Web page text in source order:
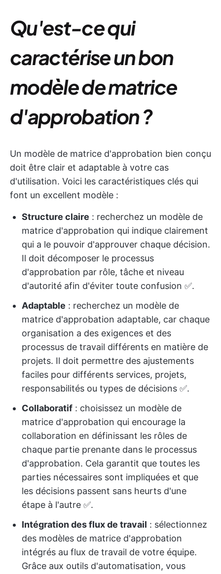
Qu'est-ce qui
caractérise un bon
modèle de matrice
d'approbation ?
Un modèle de matrice d'approbation bien conçu
doit être clair et adaptable à votre cas
d'utilisation. Voici les caractéristiques clés qui
font un excellent modèle :
Structure claire : recherchez un modèle de
matrice d'approbation qui indique clairement
qui a le pouvoir d'approuver chaque décision.
Il doit décomposer le processus
d'approbation par rôle, tâche et niveau
d'autorité afin d'éviter toute confusion ✅️.
Adaptable : recherchez un modèle de
matrice d'approbation adaptable, car chaque
organisation a des exigences et des
processus de travail différents en matière de
projets. Il doit permettre des ajustements
faciles pour différents services, projets,
responsabilités ou types de décisions ✅️.
Collaboratif : choisissez un modèle de
matrice d'approbation qui encourage la
collaboration en définissant les rôles de
chaque partie prenante dans le processus
d'approbation. Cela garantit que toutes les
parties nécessaires sont impliquées et que
les décisions passent sans heurts d'une
étape à l'autre ✅️.
Intégration des flux de travail : sélectionnez
des modèles de matrice d'approbation
intégrés au flux de travail de votre équipe.
Grâce aux outils d'automatisation, vous